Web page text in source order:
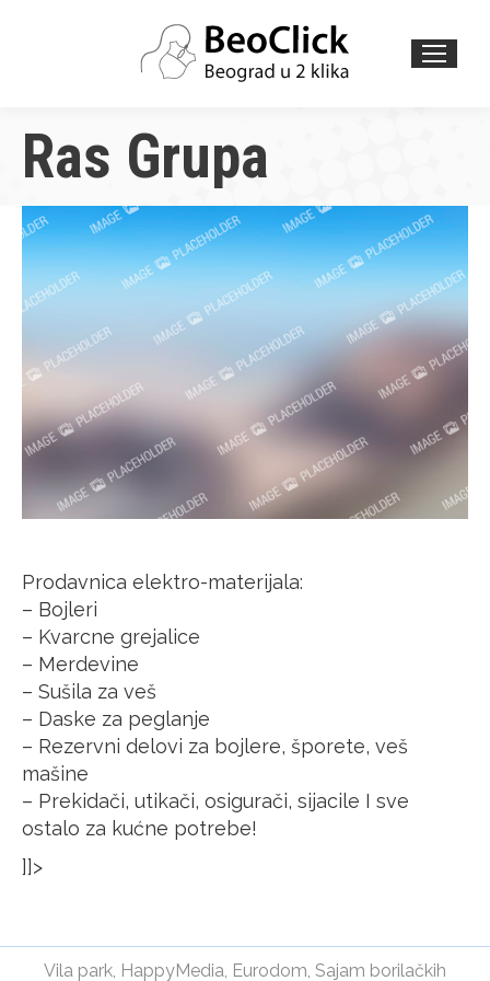
Ras Grupa
Prodavnica elektro-materijala:
– Bojleri
– Kvarcne grejalice
– Merdevine
– Sušila za veš
– Daske za peglanje
– Rezervni delovi za bojlere, šporete, veš
mašine
– Prekidači, utikači, osigurači, sijacile I sve
ostalo za kućne potrebe!
]]>
Vila park HappyMedia Eurodom Sajam borilačkih